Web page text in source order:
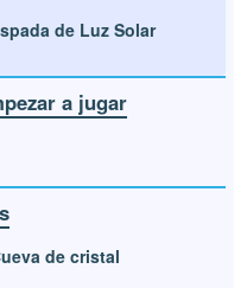
de Luz Solar
a jugar
de cristal